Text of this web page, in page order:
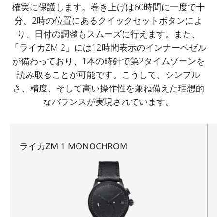
確実に保護します。巻き上げは60時間に一度で十
分。2時の位置にあるクイックセットボタンによ
り、日付の調整もスムーズに行えます。また、
「ライカZM 2」には12時間表示のインナーベゼル
が備わっており、1本の時針で第2タイムゾーンを
読み取ることが可能です。こうして、シンプル
さ、精度、そして高い操作性を兼ね備えた理想的
なバランスが実現されています。
ライカZM 1 MONOCHROM